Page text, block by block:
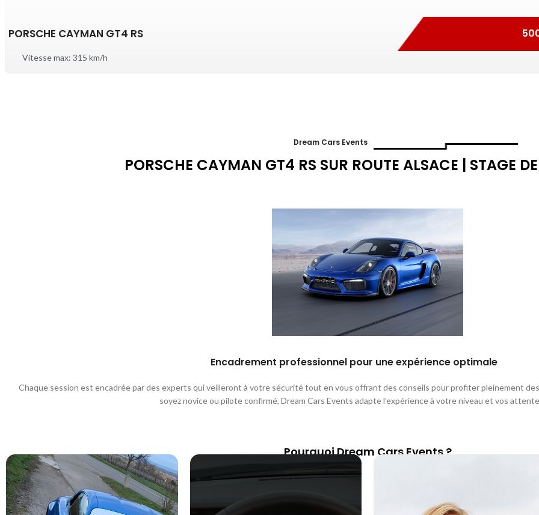
PORSCHE CAYMAN GT4 RS
Vitesse max: 315 km/h
Dream Cars Events
PORSCHE CAYMAN GT4 RS SUR ROUTE ALSACE | STAGE
Encadrement professionnel pour une expérience optimale
Chaque session est encadrée par des experts qui veilleront à votre sécurité tout en vous offrant des conseils pour profiter pleinement
soyez novice ou pilote confirmé, Dream Cars Events adapte l’expérience à votre niveau et vos
Pourquoi Dream Cars Events ?